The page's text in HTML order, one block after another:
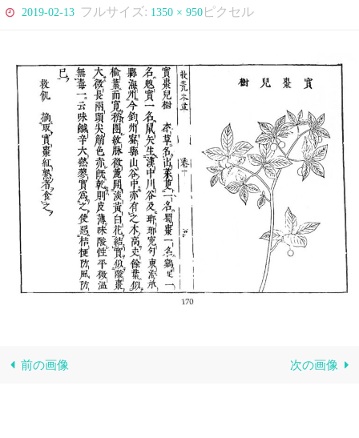
2019-02-13 フルサイズ: 1350 × 950 ピクセル
前の画像 次の画像